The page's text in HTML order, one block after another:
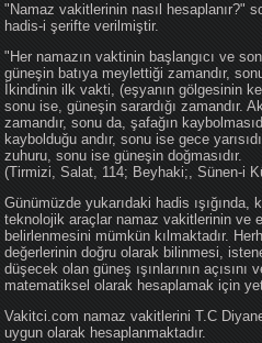
"Namaz vakitlerinin nasıl hesaplanır?"
hadis-i şerifte verilmiştir.
"Her namazın vaktinin başlangıcı ve
güneşin batıya meylettiği zamandır,
İkindinin ilk vakti, (eşyanın gölgesinin
sonu ise, güneşin sarardığı zamandır.
zamandır, sonu da, şafağın
kaybolduğu andır, sonu ise gece
zuhuru, sonu ise güneşin doğmasıdır.
(Tirmizi, Salat, 114; Beyhaki;, Sünen-i
Günümüzde yukarıdaki hadis ışığında,
teknolojik araçlar namaz vakitlerinin ve
belirlenmesini mümkün kılmaktadır.
değerlerinin doğru olarak bilinmesi,
düşecek olan güneş ışınlarının
matematiksel olarak hesaplamak için
Vakitci.com namaz vakitlerini T.C
uygun olarak hesaplanmaktadır.